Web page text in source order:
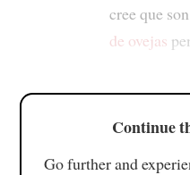
cree que
de ovejas
Continue
Go further and